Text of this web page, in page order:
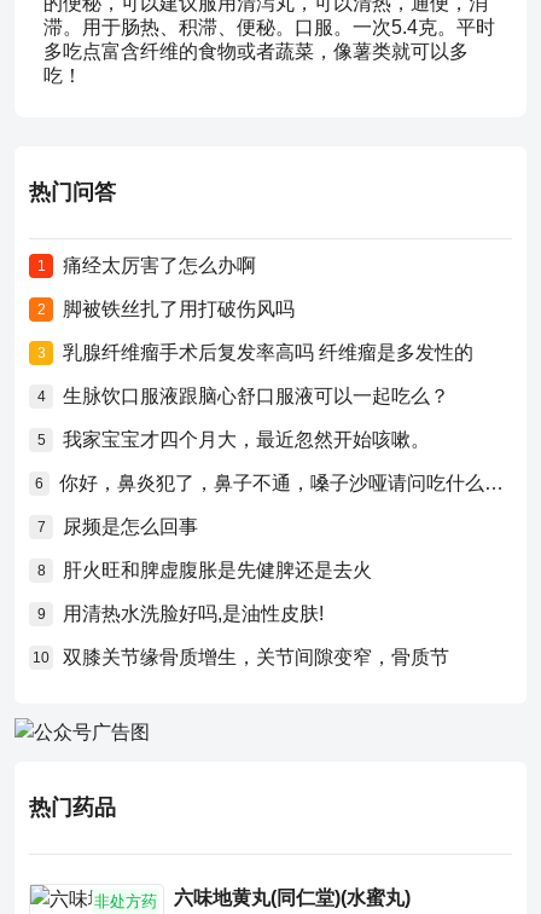
滞。用于肠热、积滞、便秘。口服。一次5.4克。平时
多吃点富含纤维的食物或者蔬菜，像薯类就可以多
吃！
热门问答
1 痛经太厉害了怎么办啊
2 脚被铁丝扎了用打破伤风吗
3 乳腺纤维瘤手术后复发率高吗 纤维瘤是多发性的
4 生脉饮口服液跟脑心舒口服液可以一起吃么？
5 我家宝宝才四个月大，最近忽然开始咳嗽。
6 你好，鼻炎犯了，鼻子不通，嗓子沙哑请问吃什么药比较好？
7 尿频是怎么回事
8 肝火旺和脾虚腹胀是先健脾还是去火
9 用清热水洗脸好吗,是油性皮肤!
10 双膝关节缘骨质增生，关节间隙变窄，骨质节
热门药品
非处方药 六味地黄丸(同仁堂)(水蜜丸)